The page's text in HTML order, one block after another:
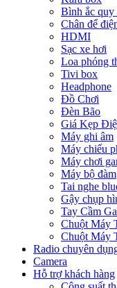
Bình ắc quy
Chân để
HDMI
Sạc xe hơi
Loa phóng
Tivi box
Headphone
Đồ Chơi
Đèn Bão
Giá Kẹp
Máy ghi âm
Máy chiếu
Máy chơi
Máy bộ đàm
Tai nghe
Gậy chụp
Tay Cầm
Chuột Máy
Chuột Máy
Radio chuyên
Camera
Hỗ trợ khách hàng